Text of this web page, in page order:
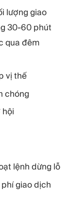
lượng giao
30-60 phút
qua đêm
vị thế
chóng
hội
lệnh dừng lỗ
giao dịch